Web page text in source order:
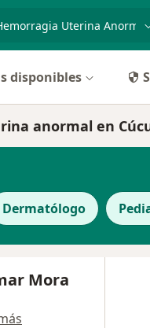
enfermedad
disponibles
anormal en
Dermatólogo
Mora